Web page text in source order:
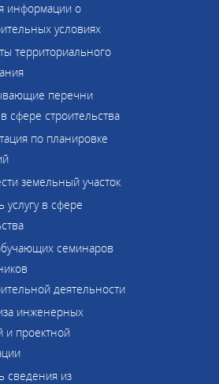
информации о
условиях
территориального
перечни
сфере строительства
по планировке
земельный участок
услугу в сфере
семинаров
деятельности
инженерных
и проектной
сведения из